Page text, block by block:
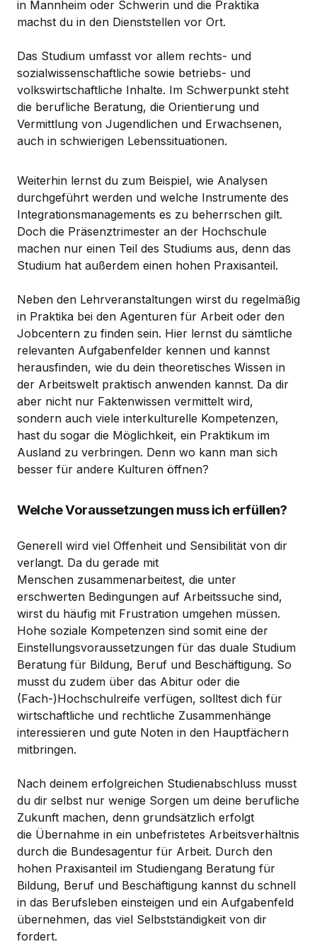
in Mannheim oder Schwerin und die Praktika
machst du in den Dienststellen vor Ort.
Das Studium umfasst vor allem rechts- und
sozialwissenschaftliche sowie betriebs- und
volkswirtschaftliche Inhalte. Im Schwerpunkt steht
die berufliche Beratung, die Orientierung und
Vermittlung von Jugendlichen und Erwachsenen,
auch in schwierigen Lebenssituationen.
Weiterhin lernst du zum Beispiel, wie Analysen
durchgeführt werden und welche Instrumente des
Integrationsmanagements es zu beherrschen gilt.
Doch die Präsenztrimester an der Hochschule
machen nur einen Teil des Studiums aus, denn das
Studium hat außerdem einen hohen Praxisanteil.
Neben den Lehrveranstaltungen wirst du regelmäßig
in Praktika bei den Agenturen für Arbeit oder den
Jobcentern zu finden sein. Hier lernst du sämtliche
relevanten Aufgabenfelder kennen und kannst
herausfinden, wie du dein theoretisches Wissen in
der Arbeitswelt praktisch anwenden kannst. Da dir
aber nicht nur Faktenwissen vermittelt wird,
sondern auch viele interkulturelle Kompetenzen,
hast du sogar die Möglichkeit, ein Praktikum im
Ausland zu verbringen. Denn wo kann man sich
besser für andere Kulturen öffnen?
Welche Voraussetzungen muss ich erfüllen?
Generell wird viel Offenheit und Sensibilität von dir
verlangt. Da du gerade mit
Menschen zusammenarbeitest, die unter
erschwerten Bedingungen auf Arbeitssuche sind,
wirst du häufig mit Frustration umgehen müssen.
Hohe soziale Kompetenzen sind somit eine der
Einstellungsvoraussetzungen für das duale Studium
Beratung für Bildung, Beruf und Beschäftigung. So
musst du zudem über das Abitur oder die
(Fach-)Hochschulreife verfügen, solltest dich für
wirtschaftliche und rechtliche Zusammenhänge
interessieren und gute Noten in den Hauptfächern
mitbringen.
Nach deinem erfolgreichen Studienabschluss musst
du dir selbst nur wenige Sorgen um deine berufliche
Zukunft machen, denn grundsätzlich erfolgt
die Übernahme in ein unbefristetes Arbeitsverhältnis
durch die Bundesagentur für Arbeit. Durch den
hohen Praxisanteil im Studiengang Beratung für
Bildung, Beruf und Beschäftigung kannst du schnell
in das Berufsleben einsteigen und ein Aufgabenfeld
übernehmen, das viel Selbstständigkeit von dir
fordert.